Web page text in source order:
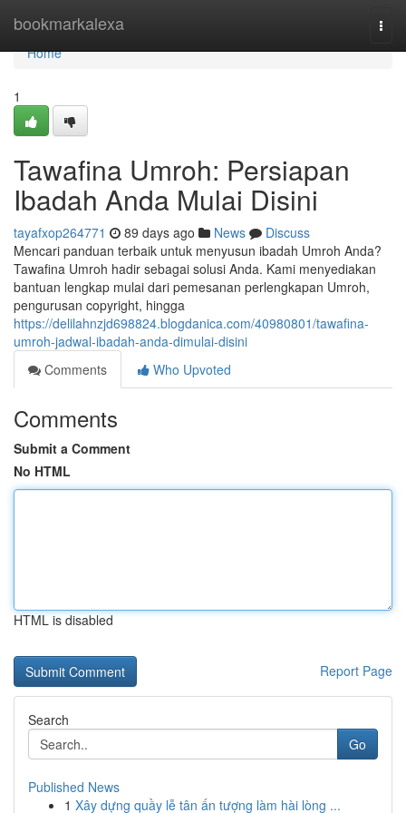
bookmarkalexa
Home
Home
1
Tawafina Umroh: Persiapan
Ibadah Anda Mulai Disini
tayafxop264771 89 days ago News
Discuss
Mencari panduan terbaik untuk menyusun ibadah Umroh Anda?
Tawafina Umroh hadir sebagai solusi Anda. Kami menyediakan
bantuan lengkap mulai dari pemesanan perlengkapan Umroh,
pengurusan copyright, hingga
https://delilahnzjd698824.blogdanica.com/40980801/tawafina-
umroh-jadwal-ibadah-anda-dimulai-disini
Comments
Who Upvoted
Comments
Submit a Comment
No HTML
HTML is disabled
Report Page
Search
Go
Published News
1 Xây dựng quầy lễ tân ấn tượng làm hài lòng ...